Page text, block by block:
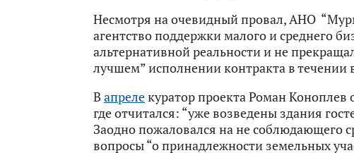
Несмотря на очевидный провал, АНО
агентство поддержки малого и среднего
альтернативной реальности и не
лучшем” исполнении контракта в течении
В апрелекуратор проекта Роман Коноплев
где отчитался: “уже возведены здания
Заодно пожаловался на не соблюдающего
вопросы “о принадлежности земельных